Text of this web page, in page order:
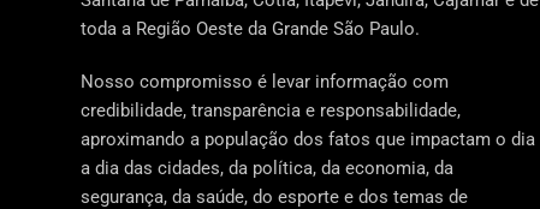
toda a Região Oeste da Grande São Paulo.
Nosso compromisso é levar informação com
credibilidade, transparência e responsabilidade,
aproximando a população dos fatos que impactam o dia
a dia das cidades, da política, da economia, da
segurança, da saúde, do esporte e dos temas de